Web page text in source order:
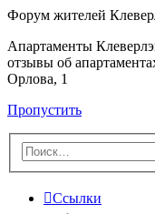
Форум жителей
Апартаменты
отзывы об
Орлова, 1
Пропустить
Ссылки